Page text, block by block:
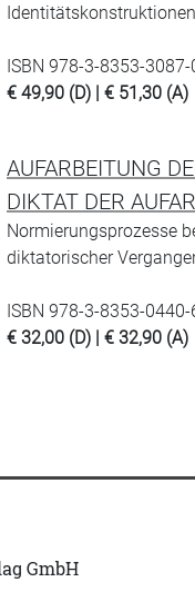
ISBN 978-3-8353-3087-
€ 49,90 (D) | € 51,30 (A)
AUFARBEITUNG
DIKTAT DER
Normierungsprozesse
diktatorischer
ISBN 978-3-8353-0440-
€ 32,00 (D) | € 32,90 (A)
GmbH